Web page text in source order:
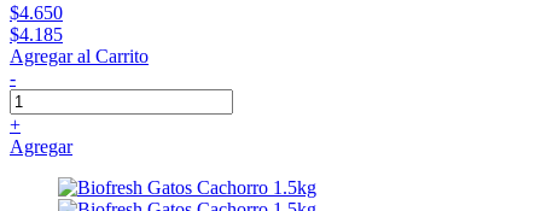
$4.650
$4.185
Agregar al Carrito
-
+
Agregar